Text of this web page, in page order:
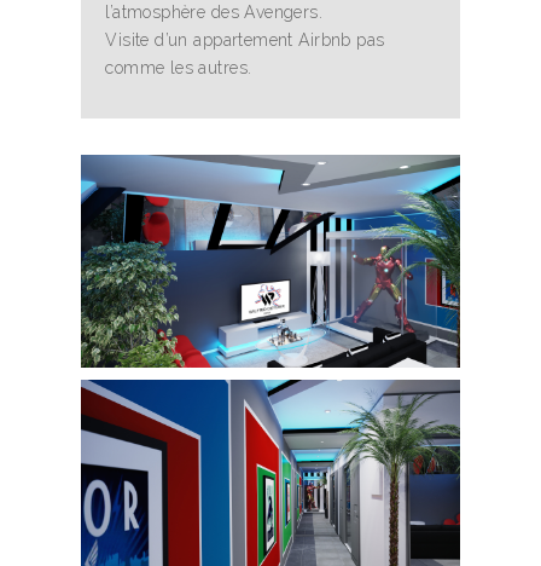
l’atmosphère des Avengers.
Visite d’un appartement Airbnb pas
comme les autres.